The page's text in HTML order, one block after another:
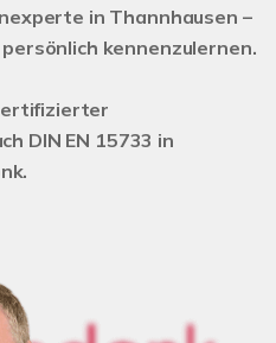
in Thannhausen –
kennenzulernen.
DIN EN 15733 in